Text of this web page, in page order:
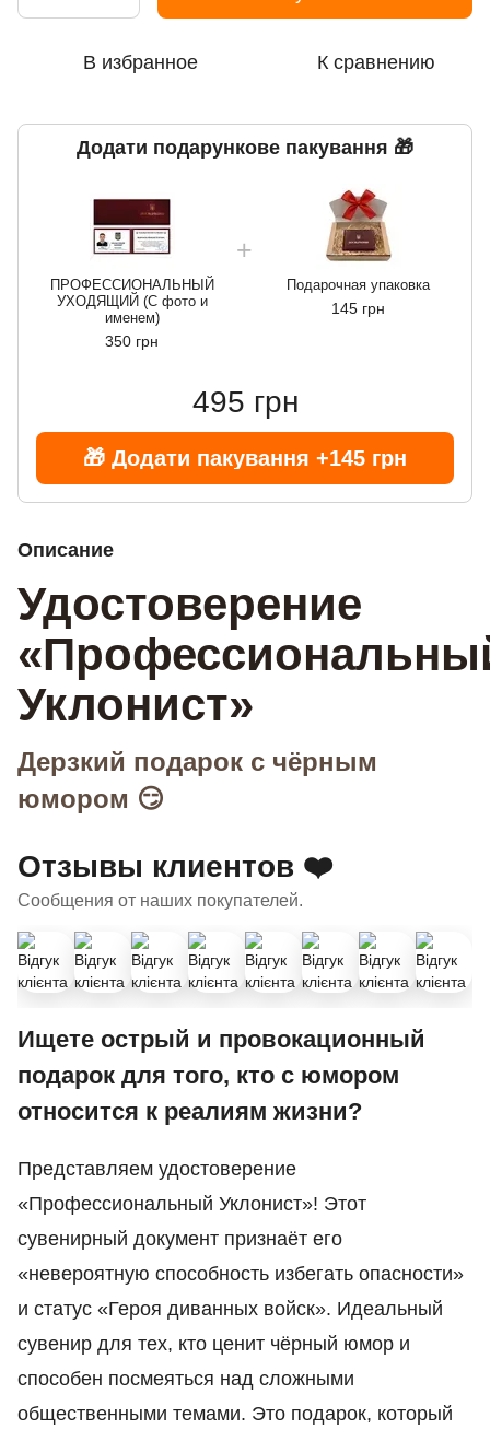
В избранное К сравнению
Додати подарункове пакування 🎁
ПРОФЕССИОНАЛЬНЫЙ
УХОДЯЩИЙ (С фото и
именем)
350 грн
Подарочная упаковка
145 грн
495 грн
Описание
Удостоверение
Уклонист»
Дерзкий подарок с чёрным
юмором 😏
Отзывы клиентов ❤️
Сообщения от наших покупателей.
Ищете острый и провокационный
подарок для того, кто с юмором
относится к реалиям жизни?
Представляем удостоверение
«Профессиональный Уклонист»! Этот
сувенирный документ признаёт его
«невероятную способность избегать опасности»
и статус «Героя диванных войск». Идеальный
сувенир для тех, кто ценит чёрный юмор и
способен посмеяться над сложными
общественными темами. Это подарок, который